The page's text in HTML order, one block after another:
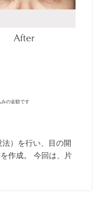
After
の金額です
）を行い、目の開
作成。 今回は、片